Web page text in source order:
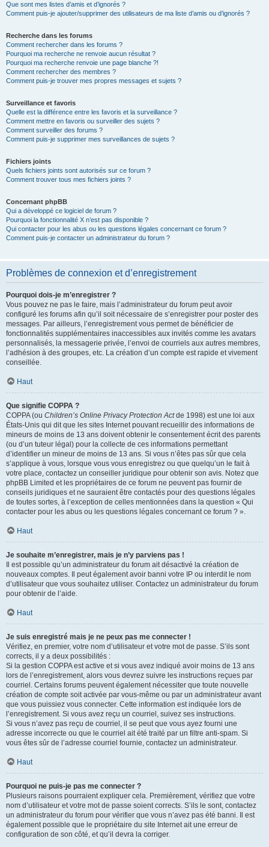
Que sont mes listes d’amis et d’ignorés ?
Comment puis-je ajouter/supprimer des utilisateurs de ma liste d’amis ou d’ignorés ?
Recherche dans les forums
Comment rechercher dans les forums ?
Pourquoi ma recherche ne renvoie aucun résultat ?
Pourquoi ma recherche renvoie une page blanche ?!
Comment rechercher des membres ?
Comment puis-je trouver mes propres messages et sujets ?
Surveillance et favoris
Quelle est la différence entre les favoris et la surveillance ?
Comment mettre en favoris ou surveiller des sujets ?
Comment surveiller des forums ?
Comment puis-je supprimer mes surveillances de sujets ?
Fichiers joints
Quels fichiers joints sont autorisés sur ce forum ?
Comment trouver tous mes fichiers joints ?
Concernant phpBB
Qui a développé ce logiciel de forum ?
Pourquoi la fonctionnalité X n’est pas disponible ?
Qui contacter pour les abus ou les questions légales concernant ce forum ?
Comment puis-je contacter un administrateur du forum ?
Problèmes de connexion et d’enregistrement
Pourquoi dois-je m’enregistrer ?
Vous pouvez ne pas le faire, mais l’administrateur du forum peut avoir
configuré les forums afin qu’il soit nécessaire de s’enregistrer pour poster des
messages. Par ailleurs, l’enregistrement vous permet de bénéficier de
fonctionnalités supplémentaires inaccessibles aux invités comme les avatars
personnalisés, la messagerie privée, l’envoi de courriels aux autres membres,
l’adhésion à des groupes, etc. La création d’un compte est rapide et vivement
conseillée.
Haut
Que signifie COPPA ?
COPPA (ou Children’s Online Privacy Protection Actde 1998) est une loi aux
États-Unis qui dit que les sites Internet pouvant recueillir des informations de
mineurs de moins de 13 ans doivent obtenir le consentement écrit des parents
(ou d’un tuteur légal) pour la collecte de ces informations permettant
d’identifier un mineur de moins de 13 ans. Si vous n’êtes pas sûr que cela
s’applique à vous, lorsque vous vous enregistrez ou que quelqu’un le fait à
votre place, contactez un conseiller juridique pour obtenir son avis. Notez que
phpBB Limited et les propriétaires de ce forum ne peuvent pas fournir de
conseils juridiques et ne sauraient être contactés pour des questions légales
de toutes sortes, à l’exception de celles mentionnées dans la question « Qui
contacter pour les abus ou les questions légales concernant ce forum ? ».
Haut
Je souhaite m’enregistrer, mais je n’y parviens pas !
Il est possible qu’un administrateur du forum ait désactivé la création de
nouveaux comptes. Il peut également avoir banni votre IP ou interdit le nom
d’utilisateur que vous souhaitez utiliser. Contactez un administrateur du forum
pour obtenir de l’aide.
Haut
Je suis enregistré mais je ne peux pas me connecter !
Vérifiez, en premier, votre nom d’utilisateur et votre mot de passe. S’ils sont
corrects, il y a deux possibilités :
Si la gestion COPPA est active et si vous avez indiqué avoir moins de 13 ans
lors de l’enregistrement, alors vous devrez suivre les instructions reçues par
courriel. Certains forums peuvent également nécessiter que toute nouvelle
création de compte soit activée par vous-même ou par un administrateur avant
que vous puissiez vous connecter. Cette information est indiquée lors de
l’enregistrement. Si vous avez reçu un courriel, suivez ses instructions.
Si vous n’avez pas reçu de courriel, il se peut que vous ayez fourni une
adresse incorrecte ou que le courriel ait été traité par un filtre anti-spam. Si
vous êtes sûr de l’adresse courriel fournie, contactez un administrateur.
Haut
Pourquoi ne puis-je pas me connecter ?
Plusieurs raisons pourraient expliquer cela. Premièrement, vérifiez que votre
nom d’utilisateur et votre mot de passe soient corrects. S’ils le sont, contactez
un administrateur du forum pour vérifier que vous n’avez pas été banni. Il est
également possible que le propriétaire du site Internet ait une erreur de
configuration de son côté, et qu’il devra la corriger.